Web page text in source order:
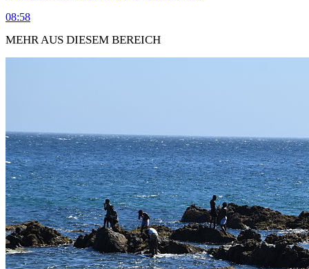
08:58
MEHR AUS DIESEM BEREICH